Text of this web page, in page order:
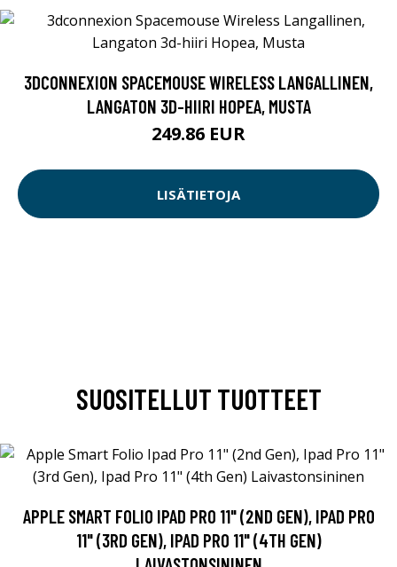
3DCONNEXION SPACEMOUSE WIRELESS LANGALLINEN,
LANGATON 3D-HIIRI HOPEA, MUSTA
249.86 EUR
LISÄTIETOJA
SUOSITELLUT TUOTTEET
APPLE SMART FOLIO IPAD PRO 11" (2ND GEN), IPAD PRO
11" (3RD GEN), IPAD PRO 11" (4TH GEN)